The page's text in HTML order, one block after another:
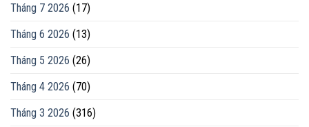
Tháng 7 2026 (17)
Tháng 6 2026 (13)
Tháng 5 2026 (26)
Tháng 4 2026 (70)
Tháng 3 2026 (316)